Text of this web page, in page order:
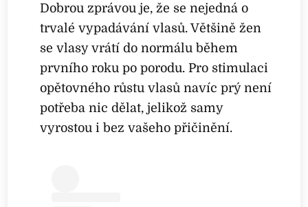
Dobrou zprávou je, že se nejedná o
trvalé vypadávání vlasů. Většině žen
se vlasy vrátí do normálu během
prvního roku po porodu. Pro stimulaci
opětovného růstu vlasů navíc prý není
potřeba nic dělat, jelikož samy
vyrostou i bez vašeho přičinění.